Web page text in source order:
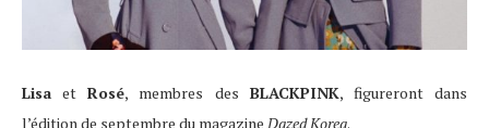
Lisa etRosé, membres des BLACKPINK, figureront dans
l’édition de septembre du magazine Dazed Korea.